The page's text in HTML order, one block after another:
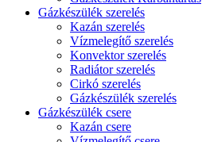
Gázkészülék szerelés
Kazán szerelés
Vízmelegítő szerelés
Konvektor szerelés
Radiátor szerelés
Cirkó szerelés
Gázkészülék szerelés
Gázkészülék csere
Kazán csere